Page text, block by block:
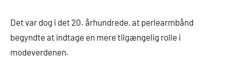
Det var dog i det 20. århundrede, at perlearmbånd
begyndte at indtage en mere tilgængelig rolle i
modeverdenen.